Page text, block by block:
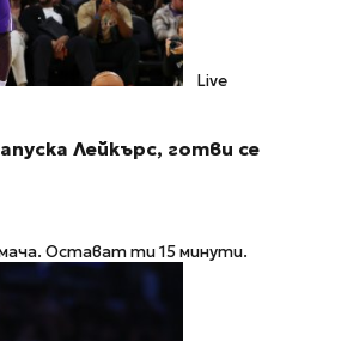
Live
Лейкърс, готви се
мача. Остават ти 15 минути.